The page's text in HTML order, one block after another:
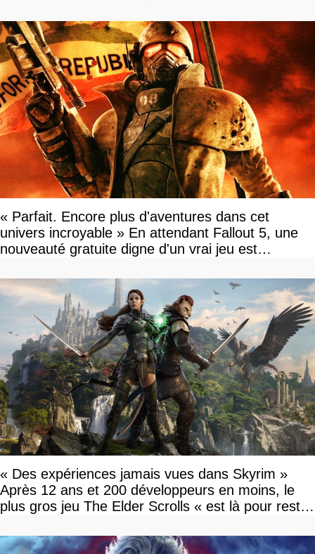
« Parfait. Encore plus d'aventures dans cet
univers incroyable » En attendant Fallout 5, une
nouveauté gratuite digne d'un vrai jeu est
« Des expériences jamais vues dans Skyrim »
Après 12 ans et 200 développeurs en moins, le
plus gros jeu The Elder Scrolls « est là pour rester